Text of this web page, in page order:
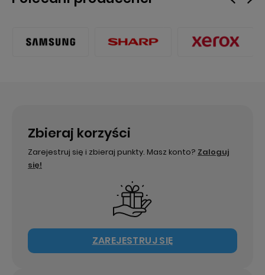
Zbieraj korzyści
Zarejestruj się i zbieraj punkty. Masz konto? Zaloguj
się!
ZAREJESTRUJ SIĘ